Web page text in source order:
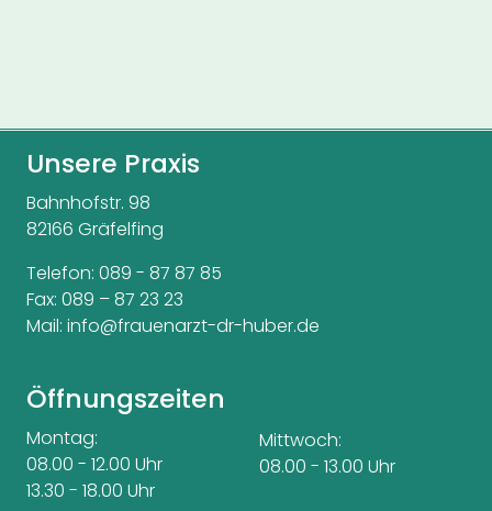
Unsere Praxis
Bahnhofstr. 98
82166 Gräfelfing
Telefon: 089 - 87 87 85
Fax: 089 – 87 23 23
Mail: info@frauenarzt-dr-huber.de
Öffnungszeiten
Montag:
08.00 - 12.00 Uhr
13.30 - 18.00 Uhr
Mittwoch:
08.00 - 13.00 Uhr